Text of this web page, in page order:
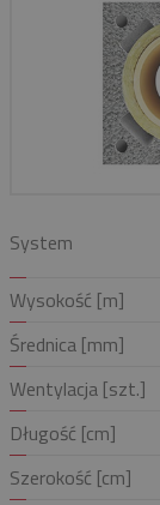
System
Wysokość [m]
Średnica [mm]
Wentylacja [szt.]
Długość [cm]
Szerokość [cm]